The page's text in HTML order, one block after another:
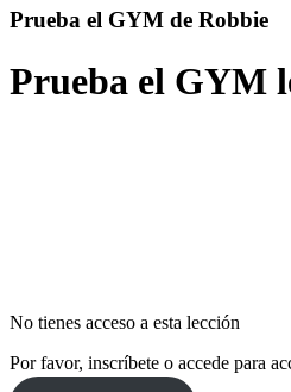
Prueba el GYM de Robbie
Prueba el GYM
No tienes acceso a esta lección
Por favor, inscríbete o accede para